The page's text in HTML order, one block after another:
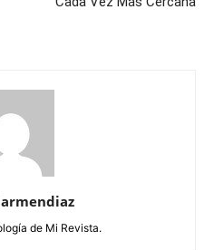
de Mi Revista.